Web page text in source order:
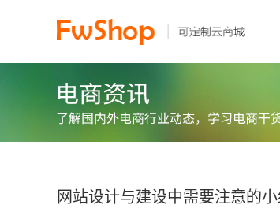
网站设计与建设中需要注意的